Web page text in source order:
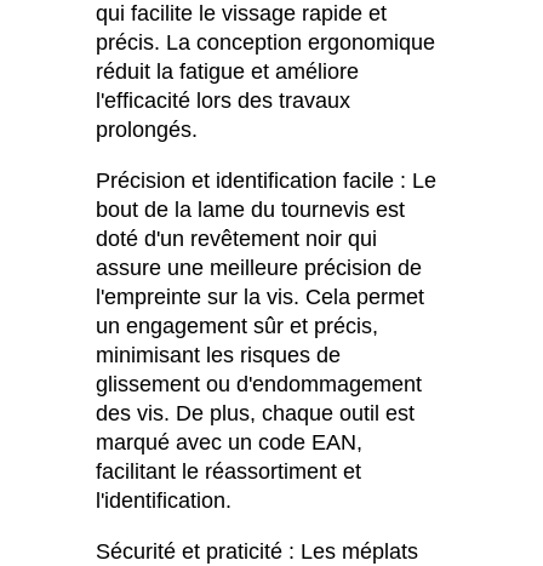
qui facilite le vissage rapide et
précis. La conception ergonomique
réduit la fatigue et améliore
l'efficacité lors des travaux
prolongés.
Précision et identification facile : Le
bout de la lame du tournevis est
doté d'un revêtement noir qui
assure une meilleure précision de
l'empreinte sur la vis. Cela permet
un engagement sûr et précis,
minimisant les risques de
glissement ou d'endommagement
des vis. De plus, chaque outil est
marqué avec un code EAN,
facilitant le réassortiment et
l'identification.
Sécurité et praticité : Les méplats